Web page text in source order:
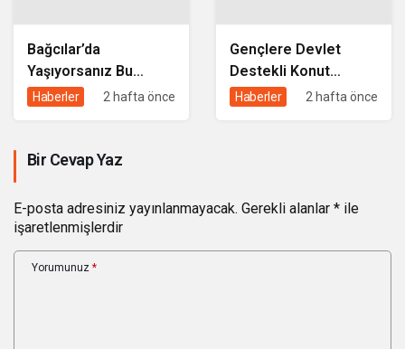
Bağcılar’da
Yaşıyorsanız Bu
Yardımları
Haberler 2 hafta önce
Gençlere Devlet
Destekli Konut
Kredisi: 3 Yıl Geri
Haberler 2 hafta önce
Bir Cevap Yaz
E-posta adresiniz yayınlanmayacak. Gerekli alanlar * ile
işaretlenmişlerdir
Yorumunuz *